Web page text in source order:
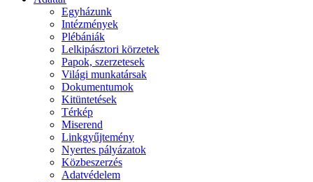
Egyházunk
Intézmények
Plébániák
Lelkipásztori körzetek
Papok, szerzetesek
Világi munkatársak
Dokumentumok
Kitüntetések
Térkép
Miserend
Linkgyűjtemény
Nyertes pályázatok
Közbeszerzés
Adatvédelem